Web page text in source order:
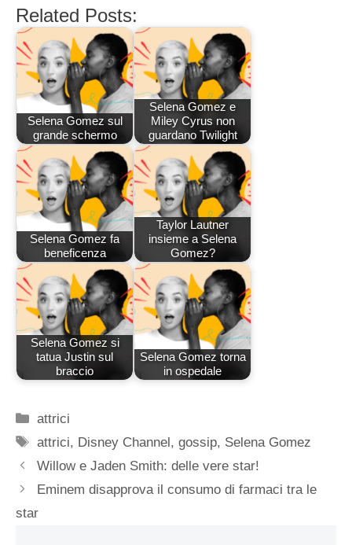
Related Posts:
Selena Gomez sul
grande schermo
Selena Gomez e
Miley Cyrus non
guardano Twilight
Selena Gomez fa
beneficenza
Taylor Lautner
insieme a Selena
Gomez?
Selena Gomez si
tatua Justin sul
braccio
Selena Gomez torna
in ospedale
Categorie
attrici
Tag
attrici, Disney Channel,gossip, Selena Gomez
Willow e Jaden Smith: delle vere star!
Eminem disapprova il consumo di farmaci tra le
star